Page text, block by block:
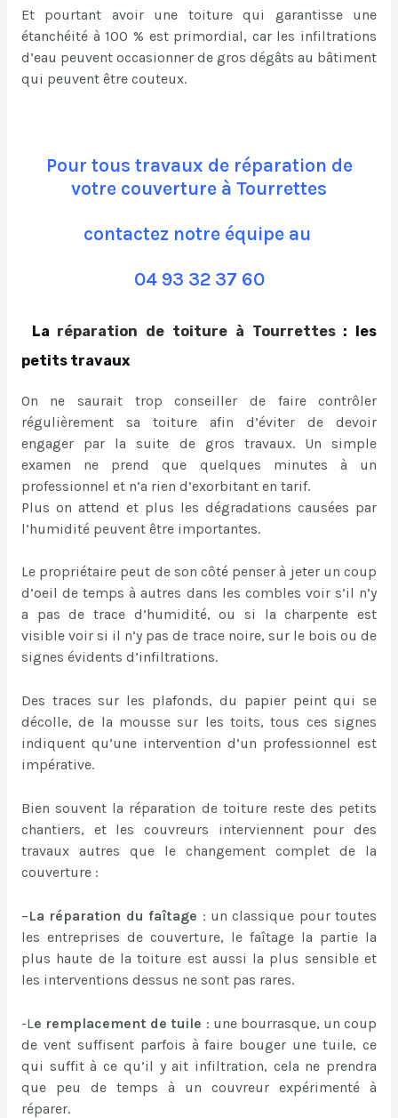
Et pourtant avoir une toiture qui garantisse une
étanchéité à 100 % est primordial, car les infiltrations
d’eau peuvent occasionner de gros dégâts au bâtiment
qui peuvent être couteux.
Pour tous travaux de réparation de
votre couverture à Tourrettes
contactez notre équipe au
04 93 32 37 60
La réparation de toiture à Tourrettes: les
petits travaux
On ne saurait trop conseiller de faire contrôler
régulièrement sa toiture afin d’éviter de devoir
engager par la suite de gros travaux. Un simple
examen ne prend que quelques minutes à un
professionnel et n’a rien d’exorbitant en tarif.
Plus on attend et plus les dégradations causées par
l’humidité peuvent être importantes.
Le propriétaire peut de son côté penser à jeter un coup
d’oeil de temps à autres dans les combles voir s’il n’y
a pas de trace d’humidité, ou si la charpente est
visible voir si il n’y pas de trace noire, sur le bois ou de
signes évidents d’infiltrations.
Des traces sur les plafonds, du papier peint qui se
décolle, de la mousse sur les toits, tous ces signes
indiquent qu’une intervention d’un professionnel est
impérative.
Bien souvent la réparation de toiture reste des petits
chantiers, et les couvreurs interviennent pour des
travaux autres que le changement complet de la
couverture :
–La réparation du faîtage : un classique pour toutes
les entreprises de couverture, le faîtage la partie la
plus haute de la toiture est aussi la plus sensible et
les interventions dessus ne sont pas rares.
-L e remplacement de tuile : une bourrasque, un coup
de vent suffisent parfois à faire bouger une tuile, ce
qui suffit à ce qu’il y ait infiltration, cela ne prendra
que peu de temps à un couvreur expérimenté à
réparer.